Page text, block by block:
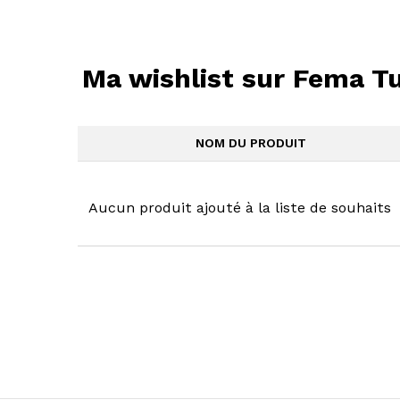
Ma wishlist sur Fema
NOM DU PRODUIT
Aucun produit ajouté à la liste de souhaits